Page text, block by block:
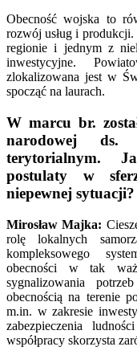
Obecność wojska to
rozwój usług i
regionie i jednym z
inwestycyjne.
zlokalizowana jest w
spocząć na laurach.
W marcu br.
narodowej ds.
terytorialnym.
postulaty w
niepewnej sytuacji?
Mirosław Majka:
rolę lokalnych
kompleksowego
obecności w tak
sygnalizowania
obecnością na terenie
m.in. w zakresie
zabezpieczenia
współpracy skorzysta